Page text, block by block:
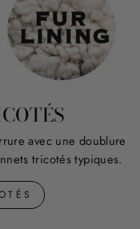
avec une doublure
tricotés typiques.